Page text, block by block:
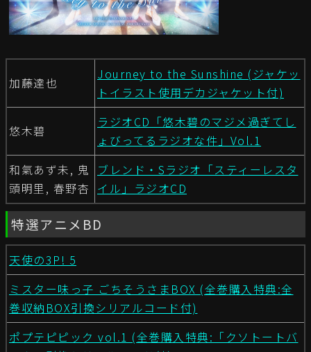
加藤達也
Journey to the Sunshine (ジャケッ
トイラスト使用デカジャケット付)
悠木碧
ラジオCD「悠木碧のマジメ過ぎてし
ょびってるラジオな件」Vol.1
和氣あず未, 鬼
頭明里, 春野杏
ブレンド・Sラジオ「スティーレスタ
イル」ラジオCD
特選アニメBD
天使の3P! 5
ミスター味っ子 ごちそうさまBOX (全巻購入特典:全
巻収納BOX引換シリアルコード付)
ポプテピピック vol.1 (全巻購入特典:「クソトートバ